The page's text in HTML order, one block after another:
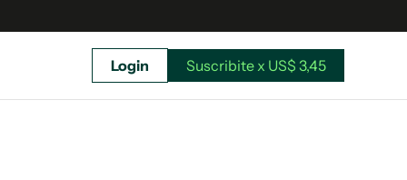
Login Suscribite x US$ 3,45